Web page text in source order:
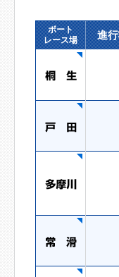
ボート
レース場
進